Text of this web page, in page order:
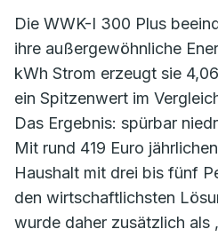
Die WWK-I 300 Plus
ihre außergewöhnliche
kWh Strom erzeugt sie
ein Spitzenwert im
Das Ergebnis: spürbar
Mit rund 419 Euro
Haushalt mit drei bis fünf
den wirtschaftlichsten
wurde daher zusätzlich als